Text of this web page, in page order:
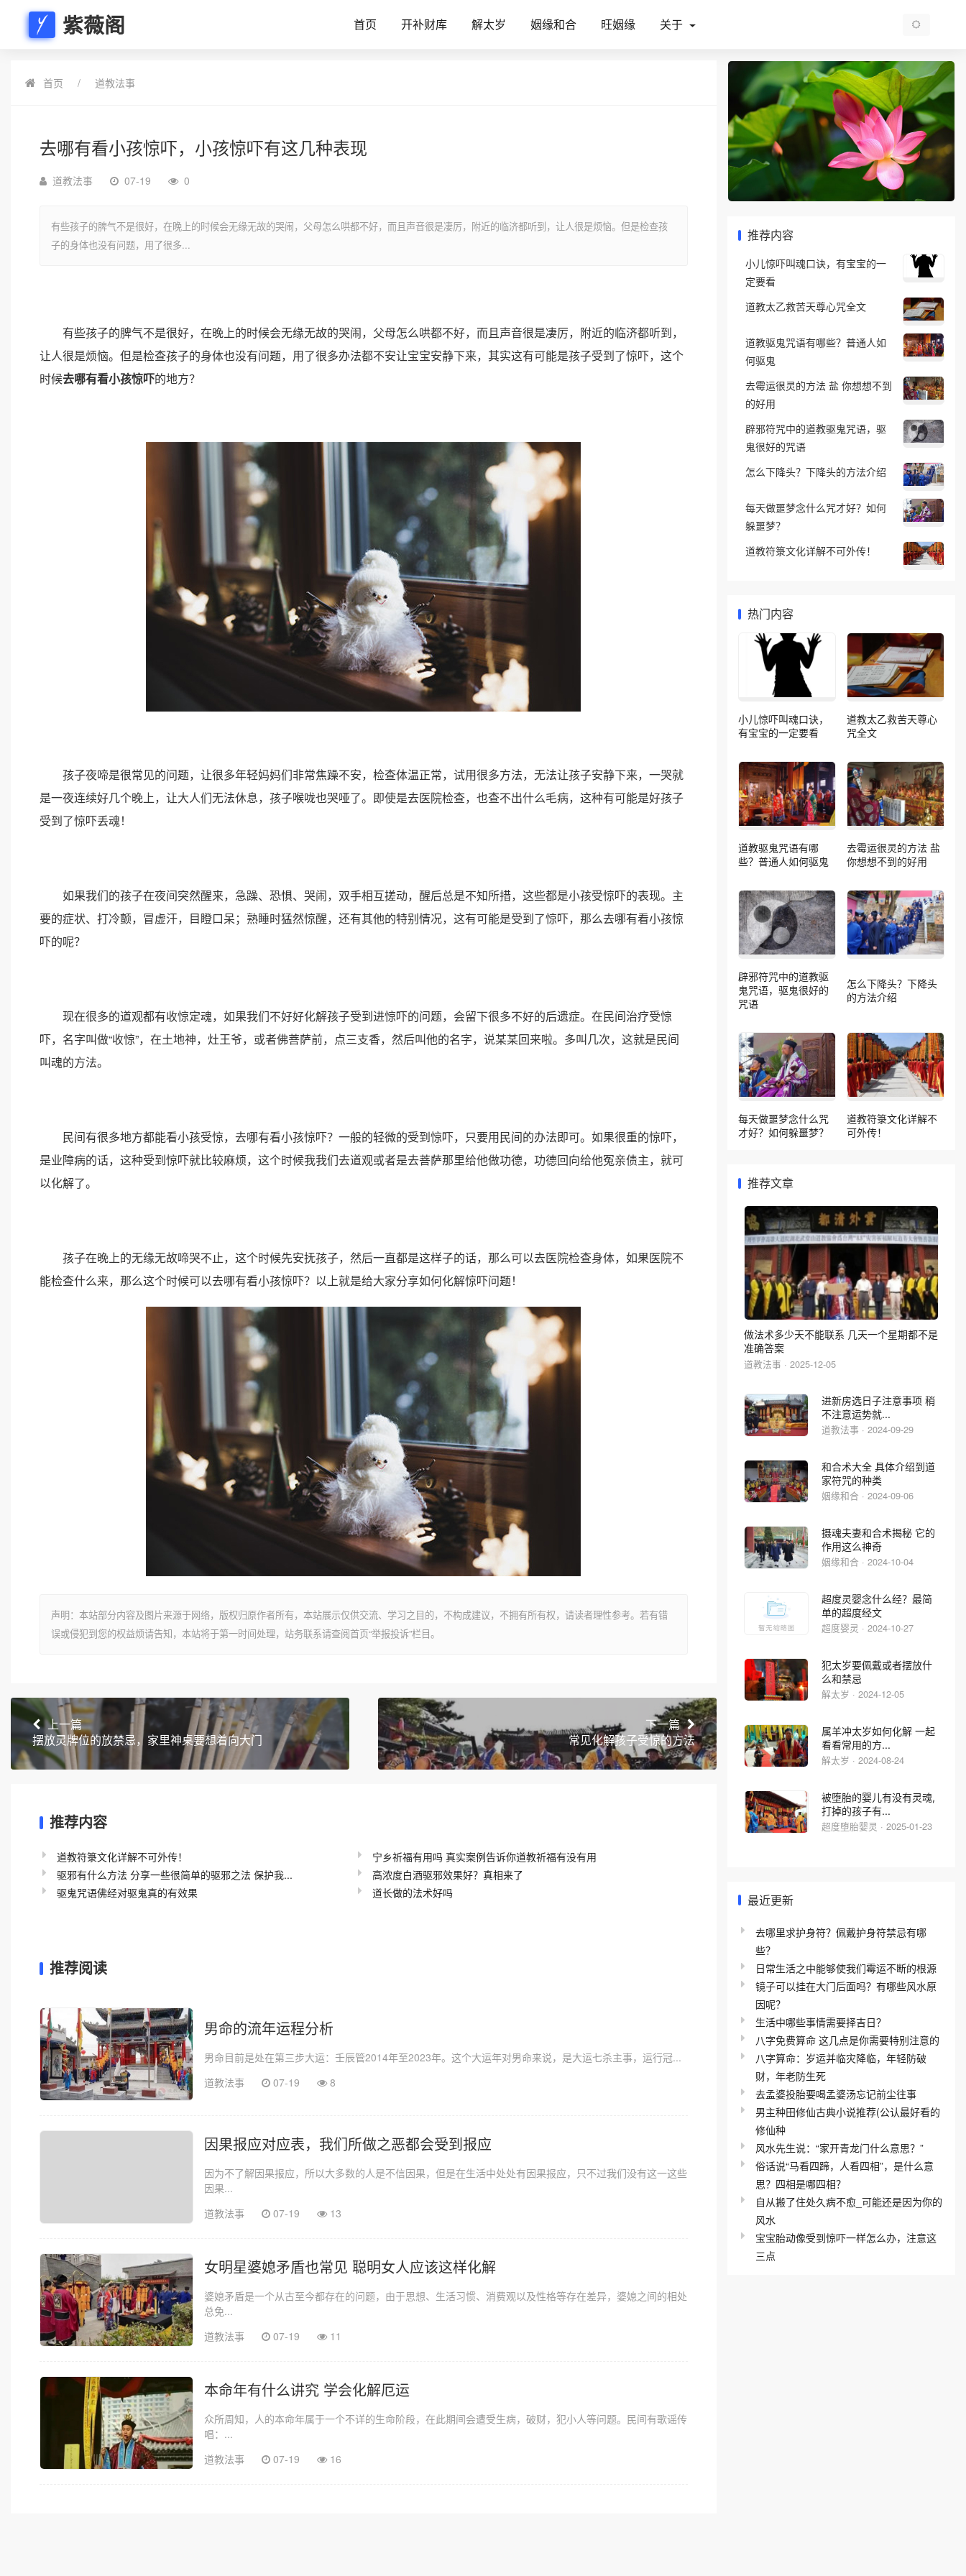
紫薇阁 首页 开补财库 解太岁 姻缘和合 旺姻缘 关于
首页 道教法事
去哪有看小孩惊吓，小孩惊吓有这几种表现
道教法事 07-19 0
有些孩子的脾气不是很好，在晚上的时候会无缘无故的哭闹，父母怎么哄都不好，而且声音很是凄厉，附近的临济都听到，让人很是烦恼。但是检查孩
子的身体也没有问题，用了很多...
有些孩子的脾气不是很好，在晚上的时候会无缘无故的哭闹，父母怎么哄都不好，而且声音很是凄厉，附近的临济都听到，
让人很是烦恼。但是检查孩子的身体也没有问题，用了很多办法都不安让宝宝安静下来，其实这有可能是孩子受到了惊吓，这个
时候去哪有看小孩惊吓的地方？
孩子夜啼是很常见的问题，让很多年轻妈妈们非常焦躁不安，检查体温正常，试用很多方法，无法让孩子安静下来，一哭就
是一夜连续好几个晚上，让大人们无法休息，孩子喉咙也哭哑了。即使是去医院检查，也查不出什么毛病，这种有可能是好孩子
受到了惊吓丢魂！
如果我们的孩子在夜间突然醒来，急躁、恐惧、哭闹，双手相互搓动，醒后总是不知所措，这些都是小孩受惊吓的表现。主
要的症状、打冷颤，冒虚汗，目瞪口呆；熟睡时猛然惊醒，还有其他的特别情况，这有可能是受到了惊吓，那么去哪有看小孩惊
吓的呢？
现在很多的道观都有收惊定魂，如果我们不好好化解孩子受到进惊吓的问题，会留下很多不好的后遗症。在民间治疗受惊
吓，名字叫做“收惊”，在土地神，灶王爷，或者佛菩萨前，点三支香，然后叫他的名字，说某某回来啦。多叫几次，这就是民间
叫魂的方法。
民间有很多地方都能看小孩受惊，去哪有看小孩惊吓？一般的轻微的受到惊吓，只要用民间的办法即可。如果很重的惊吓，
是业障病的话，这种受到惊吓就比较麻烦，这个时候我我们去道观或者是去菩萨那里给他做功德，功德回向给他冤亲债主，就可
以化解了。
孩子在晚上的无缘无故啼哭不止，这个时候先安抚孩子，然后一直都是这样子的话，那么可以去医院检查身体，如果医院不
能检查什么来，那么这个时候可以去哪有看小孩惊吓？以上就是给大家分享如何化解惊吓问题！
声明：本站部分内容及图片来源于网络，版权归原作者所有，本站展示仅供交流、学习之目的，不构成建议，不拥有所有权，请读者理性参考。若有错
误或侵犯到您的权益烦请告知，本站将于第一时间处理，站务联系请查阅首页“举报投诉”栏目。
上一篇
摆放灵牌位的放禁忌，家里神桌要想着向大门
下一篇
常见化解孩子受惊的方法
推荐内容
道教符箓文化详解不可外传！
宁乡祈福有用吗 真实案例告诉你道教祈福有没有用
驱邪有什么方法 分享一些很简单的驱邪之法 保护我...
高浓度白酒驱邪效果好？真相来了
驱鬼咒语佛经对驱鬼真的有效果
道长做的法术好吗
推荐阅读
男命的流年运程分析
男命目前是处在第三步大运：壬辰管2014年至2023年。这个大运年对男命来说，是大运七杀主事，运行冠...
道教法事
07-19 8
因果报应对应表，我们所做之恶都会受到报应
因为不了解因果报应，所以大多数的人是不信因果，但是在生活中处处有因果报应，只不过我们没有这一这些
因果...
道教法事
07-19 13
女明星婆媳矛盾也常见 聪明女人应该这样化解
婆媳矛盾是一个从古至今都存在的问题，由于思想、生活习惯、消费观以及性格等存在差异，婆媳之间的相处
总免...
道教法事
07-19 11
本命年有什么讲究 学会化解厄运
众所周知，人的本命年属于一个不详的生命阶段，在此期间会遭受生病，破财，犯小人等问题。民间有歌谣传
唱：...
道教法事
07-19 16
推荐内容
小儿惊吓叫魂口诀，有宝宝的一
定要看
道教太乙救苦天尊心咒全文
道教驱鬼咒语有哪些？普通人如
何驱鬼
去霉运很灵的方法 盐 你想想不到
的好用
辟邪符咒中的道教驱鬼咒语，驱
鬼很好的咒语
怎么下降头？下降头的方法介绍
每天做噩梦念什么咒才好？如何
躲噩梦？
道教符箓文化详解不可外传！
热门内容
小儿惊吓叫魂口诀，
有宝宝的一定要看
道教太乙救苦天尊心
咒全文
道教驱鬼咒语有哪
些？普通人如何驱鬼
去霉运很灵的方法 盐
你想想不到的好用
辟邪符咒中的道教驱
鬼咒语，驱鬼很好的
咒语
怎么下降头？下降头
的方法介绍
每天做噩梦念什么咒
才好？如何躲噩梦？
道教符箓文化详解不
可外传！
推荐文章
做法术多少天不能联系 几天一个星期都不是
准确答案
道教法事 · 2025-12-05
进新房选日子注意事项 稍
不注意运势就...
道教法事 · 2024-09-29
和合术大全 具体介绍到道
家符咒的种类
姻缘和合 · 2024-09-06
摄魂夫妻和合术揭秘 它的
作用这么神奇
姻缘和合 · 2024-10-04
超度灵婴念什么经？最简
单的超度经文
超度婴灵 · 2024-10-27
犯太岁要佩戴或者摆放什
么和禁忌
解太岁 · 2024-12-05
属羊冲太岁如何化解 一起
看看常用的方...
解太岁 · 2024-08-24
被堕胎的婴儿有没有灵魂,
打掉的孩子有...
超度堕胎婴灵 · 2025-01-23
最近更新
去哪里求护身符？佩戴护身符禁忌有哪
些？
日常生活之中能够使我们霉运不断的根源
镜子可以挂在大门后面吗？有哪些风水原
因呢？
生活中哪些事情需要择吉日？
八字免费算命 这几点是你需要特别注意的
八字算命：岁运并临灾降临，年轻防破
财，年老防生死
去孟婆投胎要喝孟婆汤忘记前尘往事
男主种田修仙古典小说推荐(公认最好看的
修仙种
风水先生说：“家开青龙门什么意思？”
俗话说“马看四蹄，人看四相”，是什么意
思？四相是哪四相？
自从搬了住处久病不愈_可能还是因为你的
风水
宝宝胎动像受到惊吓一样怎么办，注意这
三点